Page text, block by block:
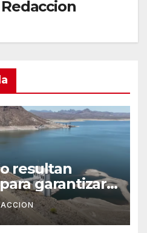
Redaccion
resultan
garantizar
en el Valle del